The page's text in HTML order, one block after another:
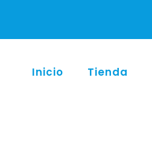
Inicio Tienda